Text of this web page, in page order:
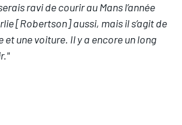
ravi de courir au Mans l’année
[Robertson] aussi, mais il s’agit de
et une voiture. Il y a encore un long